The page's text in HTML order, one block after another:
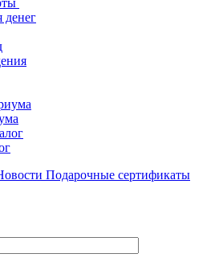
денег
Подарочные сертификаты